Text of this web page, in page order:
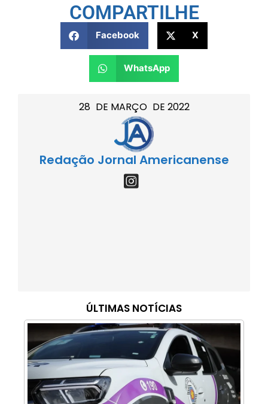
28 DE MARÇO DE 2022
Redação Jornal Americanense
ÚLTIMAS NOTÍCIAS
COMPARTILHE
Facebook X
WhatsApp